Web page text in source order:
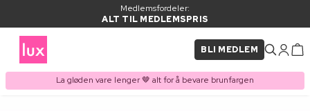
Medlemsfordeler:
ALT TIL MEDLEMSPRIS
BLI MEDLEM
La gløden vare lenger 🤎 alt for å bevare brunfargen